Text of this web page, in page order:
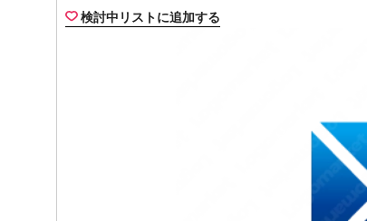
検討中リストに追加する